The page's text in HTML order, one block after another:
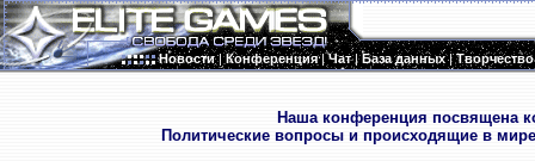
Новости|Конференция|Чат|База данных|Творчество
Наша конференция посвящена
Политические вопросы и происходящие в